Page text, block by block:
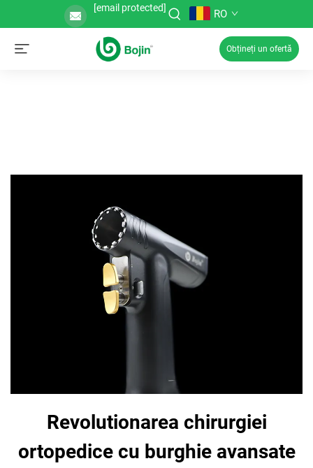
[email protected] RO
Obțineți un ofertă
Revolutionarea chirurgiei
ortopedice cu burghie avansate